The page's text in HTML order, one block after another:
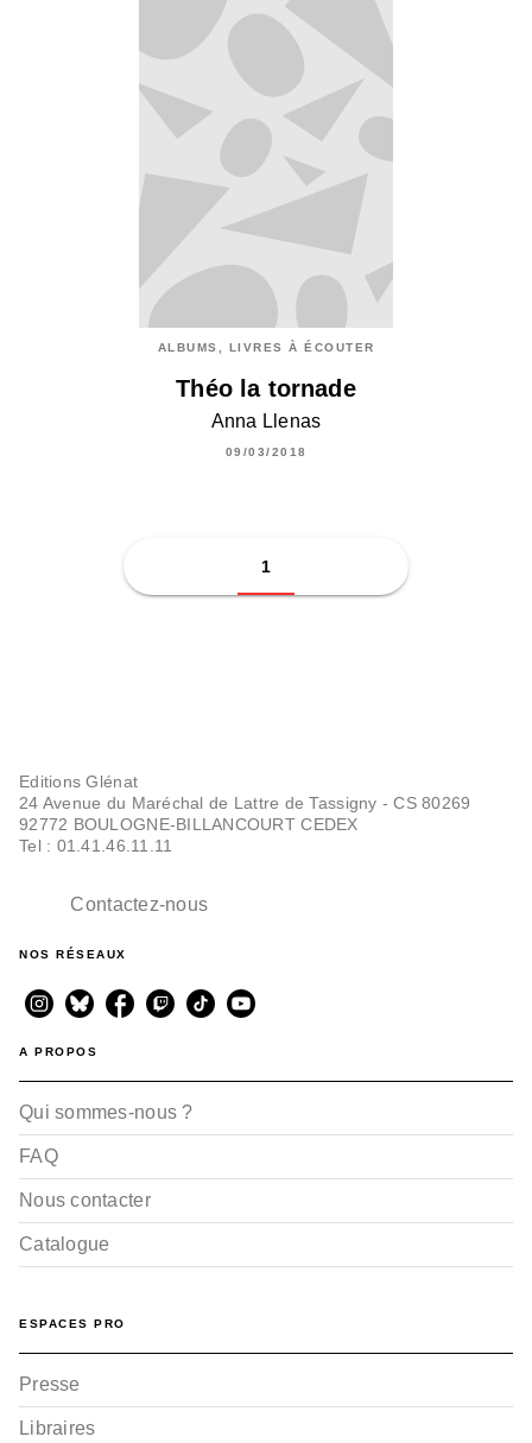
ALBUMS, LIVRES À ÉCOUTER
Théo la tornade
Anna Llenas
09/03/2018
1
Editions Glénat
24 Avenue du Maréchal de Lattre de Tassigny - CS 80269
92772 BOULOGNE-BILLANCOURT CEDEX
Tel : 01.41.46.11.11
Contactez-nous
NOS RÉSEAUX
A PROPOS
Qui sommes-nous ?
FAQ
Nous contacter
Catalogue
ESPACES PRO
Presse
Libraires